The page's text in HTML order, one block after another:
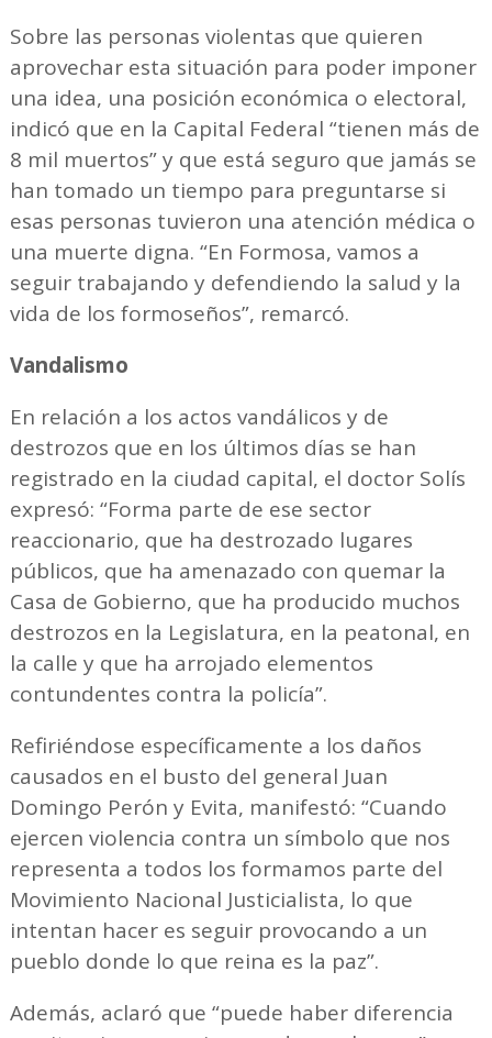
Sobre las personas violentas que quieren
aprovechar esta situación para poder imponer
una idea, una posición económica o electoral,
indicó que en la Capital Federal “tienen más de
8 mil muertos” y que está seguro que jamás se
han tomado un tiempo para preguntarse si
esas personas tuvieron una atención médica o
una muerte digna. “En Formosa, vamos a
seguir trabajando y defendiendo la salud y la
vida de los formoseños”, remarcó.
Vandalismo
En relación a los actos vandálicos y de
destrozos que en los últimos días se han
registrado en la ciudad capital, el doctor Solís
expresó: “Forma parte de ese sector
reaccionario, que ha destrozado lugares
públicos, que ha amenazado con quemar la
Casa de Gobierno, que ha producido muchos
destrozos en la Legislatura, en la peatonal, en
la calle y que ha arrojado elementos
contundentes contra la policía”.
Refiriéndose específicamente a los daños
causados en el busto del general Juan
Domingo Perón y Evita, manifestó: “Cuando
ejercen violencia contra un símbolo que nos
representa a todos los formamos parte del
Movimiento Nacional Justicialista, lo que
intentan hacer es seguir provocando a un
pueblo donde lo que reina es la paz”.
Además, aclaró que “puede haber diferencia